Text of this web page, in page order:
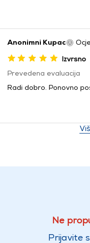
Anonimni Kupac
Izvrsno
Prevedena evaluacija
Radi dobro. Ponovno
Ne
Prijavite